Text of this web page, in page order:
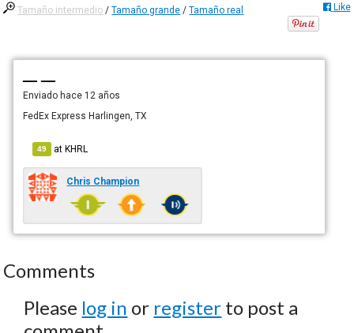
Tamaño intermedio /Tamaño grande /Tamaño real Like
— —
Enviado hace 12 años
FedEx Express Harlingen, TX
49 atKHRL
Chris Champion
Comments
Please log in or register to post a